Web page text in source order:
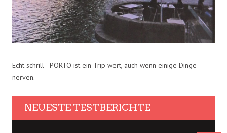
Echt schrill - PORTO ist ein Trip wert, auch wenn einige Dinge
nerven.
NEUESTE TESTBERICHTE